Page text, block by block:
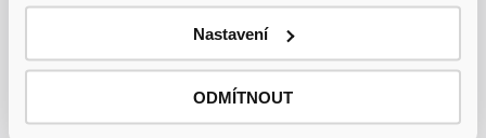
Nastavení
ODMÍTNOUT
Garance doručení
nepoškozeného zboží